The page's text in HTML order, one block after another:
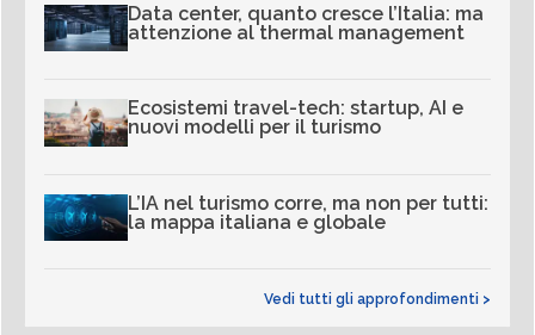
Data center, quanto cresce l’Italia: ma
attenzione al thermal management
Ecosistemi travel-tech: startup, AI e
nuovi modelli per il turismo
L’IA nel turismo corre, ma non per tutti:
la mappa italiana e globale
Vedi tutti gli approfondimenti >